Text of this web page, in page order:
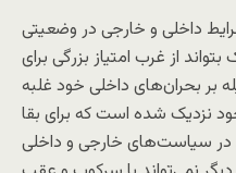
داخلی و خارجی در وضعیتی
از غرب امتیاز بزرگی برای
بر بحران‌های داخلی خود غلبه
نزدیک شده است که برای بقا
در سیاست‌های خارجی و داخلی